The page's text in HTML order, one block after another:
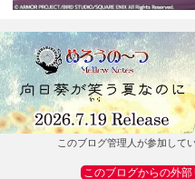
このブログ管理人が参加して
このブログからの外